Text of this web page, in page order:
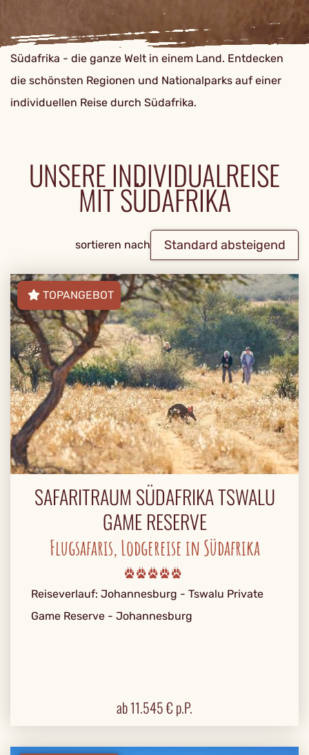
Südafrika - die ganze Welt in einem Land. Entdecken
die schönsten Regionen und Nationalparks auf einer
individuellen Reise durch Südafrika.
UNSERE INDIVIDUALREISE
MIT SÜDAFRIKA
sortieren nach Standard absteigend
TOPANGEBOT
SAFARITRAUM SÜDAFRIKA TSWALU
GAME RESERVE
Flugsafaris, Lodgereise in Südafrika
Reiseverlauf: Johannesburg - Tswalu Private
Game Reserve - Johannesburg
ab11.545€ p.P.